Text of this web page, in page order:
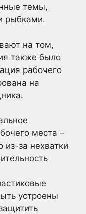
темы,
рыбками.
на том,
также было
рабочего
на
места –
за нехватки
устроены